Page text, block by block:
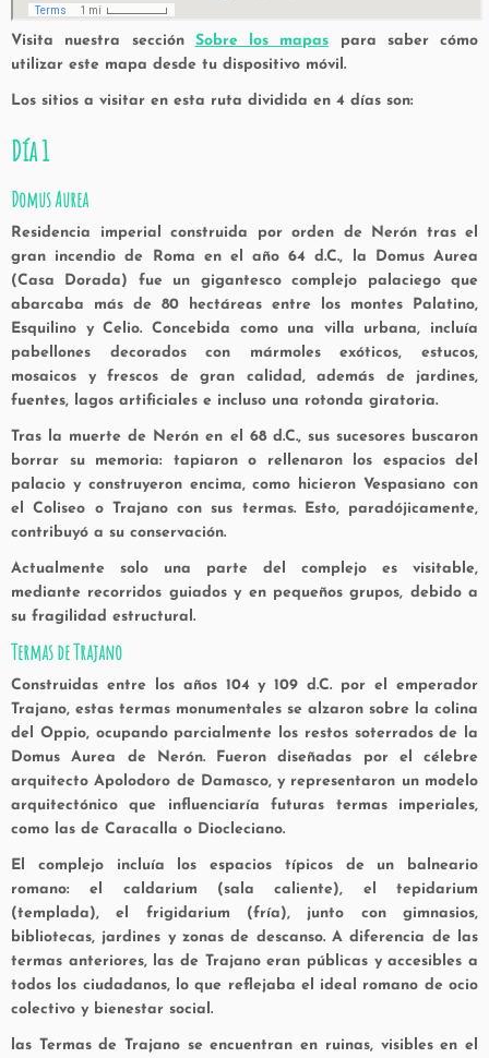
Visita nuestra sección Sobre los mapas para saber cómo
utilizar este mapa desde tu dispositivo móvil.
Los sitios a visitar en esta ruta dividida en 4 días son:
Día 1
Domus Aurea
Residencia imperial construida por orden de Nerón tras el
gran incendio de Roma en el año 64 d.C., la Domus Aurea
(Casa Dorada) fue un gigantesco complejo palaciego que
abarcaba más de 80 hectáreas entre los montes Palatino,
Esquilino y Celio. Concebida como una villa urbana, incluía
pabellones decorados con mármoles exóticos, estucos,
mosaicos y frescos de gran calidad, además de jardines,
fuentes, lagos artificiales e incluso una rotonda giratoria.
Tras la muerte de Nerón en el 68 d.C., sus sucesores buscaron
borrar su memoria: tapiaron o rellenaron los espacios del
palacio y construyeron encima, como hicieron Vespasiano con
el Coliseo o Trajano con sus termas. Esto, paradójicamente,
contribuyó a su conservación.
Actualmente solo una parte del complejo es visitable,
mediante recorridos guiados y en pequeños grupos, debido a
su fragilidad estructural.
Termas de Trajano
Construidas entre los años 104 y 109 d.C. por el emperador
Trajano, estas termas monumentales se alzaron sobre la colina
del Oppio, ocupando parcialmente los restos soterrados de la
Domus Aurea de Nerón. Fueron diseñadas por el célebre
arquitecto Apolodoro de Damasco, y representaron un modelo
arquitectónico que influenciaría futuras termas imperiales,
como las de Caracalla o Diocleciano.
El complejo incluía los espacios típicos de un balneario
romano: el caldarium (sala caliente), eltepidarium
(templada), el frigidarium (fría), junto con gimnasios,
bibliotecas, jardines y zonas de descanso. A diferencia de las
termas anteriores, las de Trajano eran públicas y accesibles a
todos los ciudadanos, lo que reflejaba el ideal romano de ocio
colectivo y bienestar social.
las Termas de Trajano se encuentran en ruinas, visibles en el